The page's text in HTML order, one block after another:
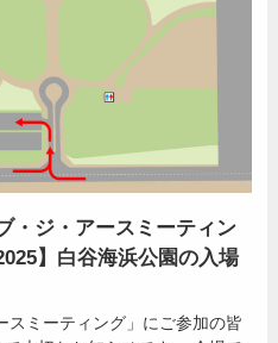
・ジ・アースミーティン
】白谷海浜公園の入場
スミーティング」にご参加の皆